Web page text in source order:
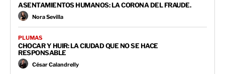
ASENTAMIENTOS HUMANOS: LA CORONA DEL FRAUDE.
Nora Sevilla
PLUMAS
CHOCAR Y HUIR: LA CIUDAD QUE NO SE HACE
RESPONSABLE
César Calandrelly